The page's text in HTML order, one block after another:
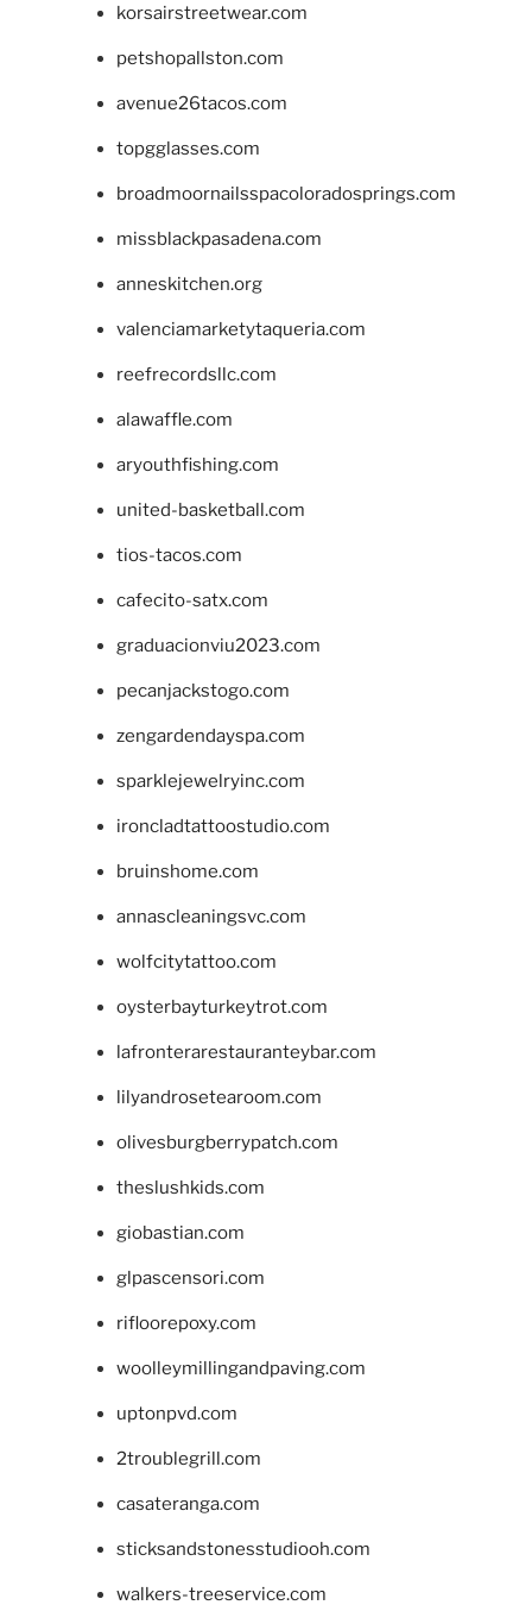
korsairstreetwear.com
petshopallston.com
avenue26tacos.com
topgglasses.com
broadmoornailsspacoloradosprings.com
missblackpasadena.com
anneskitchen.org
valenciamarketytaqueria.com
reefrecordsllc.com
alawaffle.com
aryouthfishing.com
united-basketball.com
tios-tacos.com
cafecito-satx.com
graduacionviu2023.com
pecanjackstogo.com
zengardendayspa.com
sparklejewelryinc.com
ironcladtattoostudio.com
bruinshome.com
annascleaningsvc.com
wolfcitytattoo.com
oysterbayturkeytrot.com
lafronterarestauranteybar.com
lilyandrosetearoom.com
olivesburgberrypatch.com
theslushkids.com
giobastian.com
glpascensori.com
rifloorepoxy.com
woolleymillingandpaving.com
uptonpvd.com
2troublegrill.com
casateranga.com
sticksandstonesstudiooh.com
walkers-treeservice.com